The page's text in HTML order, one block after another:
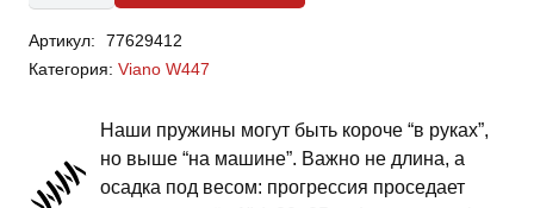
Benz
Viano
пружины
Артикул:
77629412
Категория: Viano W447
Наши пружины могут быть короче “в руках”,
но выше “на машине”. Важно не длина, а
осадка под весом: прогрессия проседает